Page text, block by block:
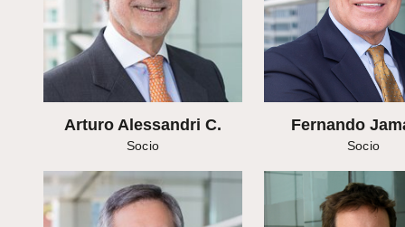
Arturo Alessandri C.
Socio
Fernando
Socio